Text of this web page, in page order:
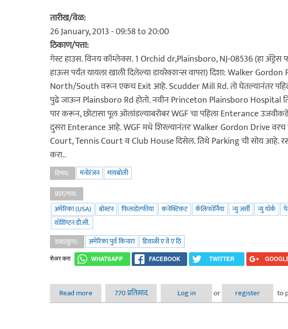
तारीख/वेळ:
26 January, 2013 -09:58to 20:00
ठिकाण/पत्ता:
गेस्ट हाउस. विनय कॉम्लेक्स. 1 Orchid dr,Plainsboro, NJ-08536 (हा अ‍ॅड्रेस
हाऊस पर्यंत यायला खाली दिलेल्या डायरेक्शन्स वापरा) दिशा: Walker
North/South वरून एकच Exit आहे. Scudder Mill Rd. तो घेतल्यानंतर
पुढे जाऊन Plainsboro Rd होतो. नवीन Princeton Plainsboro
पार करून, छोटासा पूल ओलांडल्याबरोबर WGF चा पहिला Enterance
दुसरा Enterance आहे. WGF मधे शिरल्यानंतरः Walker Gordon Drive वरच
Court, Tennis Court व Club House दिसेल. तिथे Parking ची सोय आहे.
करा..
विषय: मनोरंजन
मायबोली
प्रांत/गाव:
अमेरिका (USA)
बोस्टन फिलाडेल्फीया कनेक्टिकट कॅलिफॉर्निया न्यु जर्सी न्यु यॉर्क
वॉशिंग्टन डी.सी.
शब्दखुणा:
अमेरिका पुर्व किनारा हिवाळी ए वे ए ठि
शेअर करा WHATSAPP FACEBOOK TWITTER
Read more about अमेरिका पूर्व किनारा - हिवाळी ए वे ए ठि २०१३
770 प्रतिसाद Log in or register to